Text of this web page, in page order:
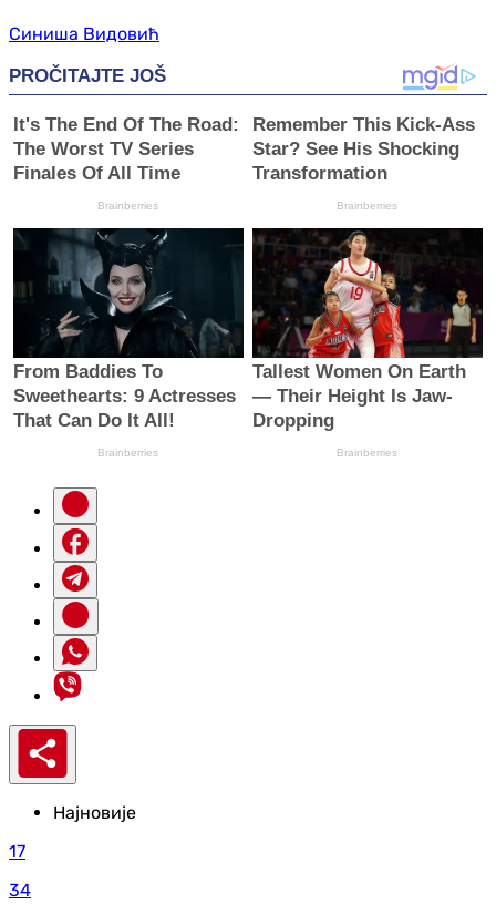
Синиша Видовић
Најновије
17
34